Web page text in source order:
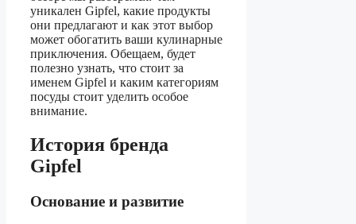
уникален Gipfel, какие продукты
они предлагают и как этот выбор
может обогатить ваши кулинарные
приключения. Обещаем, будет
полезно узнать, что стоит за
именем Gipfel и каким категориям
посуды стоит уделить особое
внимание.
История бренда
Gipfel
Основание и развитие